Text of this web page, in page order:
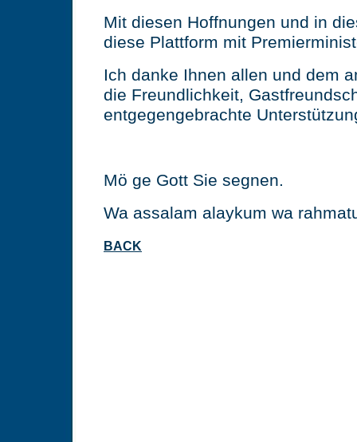
Mit diesen Hoffnungen und in
diese Plattform mit
Ich danke Ihnen allen und dem
die Freundlichkeit,
entgegengebrachte
Mö ge Gott Sie segnen.
Wa assalam alaykum wa
BACK